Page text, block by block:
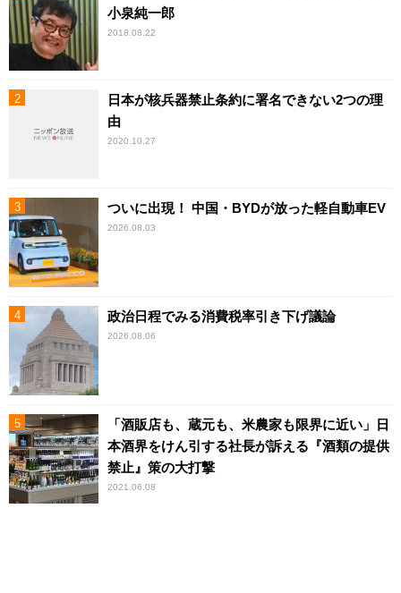
小泉純一郎
2018.08.22
日本が核兵器禁止条約に署名できない2つの理
由
2020.10.27
ついに出現！ 中国・BYDが放った軽自動車EV
2026.08.03
政治日程でみる消費税率引き下げ議論
2026.08.06
「酒販店も、蔵元も、米農家も限界に近い」日
本酒界をけん引する社長が訴える『酒類の提供
禁止』策の大打撃
2021.06.08